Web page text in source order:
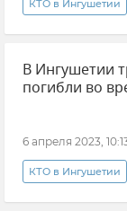
КТО в Ингушетии
Происшествия
Безопасность
В Ингушетии
погибли во
6 апреля 2023,
КТО в Ингушетии
Ингушетия